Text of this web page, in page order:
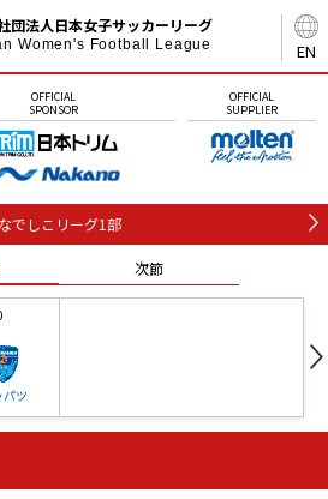
EN
団法人日本女子サッカーリーグ
Women's Football League
OFFICIAL
SPONSOR
OFFICIAL
SUPPLIER
なでしこリーグ1部
次節
パツ
石人の星